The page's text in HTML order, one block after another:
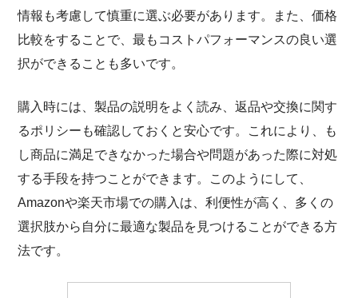
情報も考慮して慎重に選ぶ必要があります。また、価格
比較をすることで、最もコストパフォーマンスの良い選
択ができることも多いです。
購入時には、製品の説明をよく読み、返品や交換に関す
るポリシーも確認しておくと安心です。これにより、も
し商品に満足できなかった場合や問題があった際に対処
する手段を持つことができます。このようにして、
Amazonや楽天市場での購入は、利便性が高く、多くの
選択肢から自分に最適な製品を見つけることができる方
法です。